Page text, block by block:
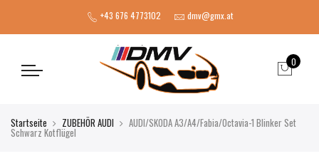
+43 676 4773102 dmv@gmx.at
0
Startseite ZUBEHÖR AUDI AUDI/SKODA A3/A4/Fabia/Octavia-1 Blinker Set
Schwarz Kotflügel